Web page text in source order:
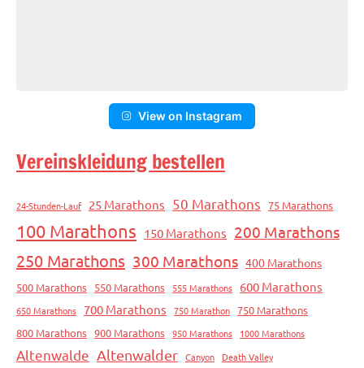
View on Instagram
Vereinskleidung bestellen
24-Stunden-Lauf 25 Marathons 50 Marathons 75 Marathons
100 Marathons 150 Marathons 200 Marathons
250 Marathons 300 Marathons 400 Marathons
500 Marathons 550 Marathons 555 Marathons 600 Marathons
650 Marathons 700 Marathons 750 Marathon 750 Marathons
800 Marathons 900 Marathons 950 Marathons 1000 Marathons
Altenwalde Altenwalder Canyon Death Valley